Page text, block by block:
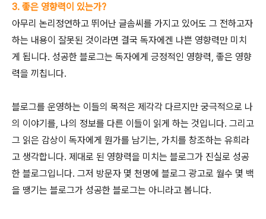
3. 좋은 영향력이 있는가?
아무리 논리정연하고 뛰어난 글솜씨를 가지고 있어도 그 전하고자
하는 내용이 잘못된 것이라면 결국 독자에겐 나쁜 영향력만 미치
게 됩니다. 성공한 블로그는 독자에게 긍정적인 영향력, 좋은 영향
력을 끼칩니다.
블로그를 운영하는 이들의 목적은 제각각 다르지만 궁극적으로 나
의 이야기를, 나의 정보를 다른 이들이 읽게 하는 것입니다. 그리고
그 읽은 감상이 독자에게 뭔가를 남기는, 가치를 창조하는 유희라
고 생각합니다. 제대로 된 영향력을 미치는 블로그가 진실로 성공
한 블로그입니다. 그저 방문자 몇 천명에 블로그 광고로 월수 몇 백
을 땡기는 블로그가 성공한 블로그는 아니라고 봅니다.